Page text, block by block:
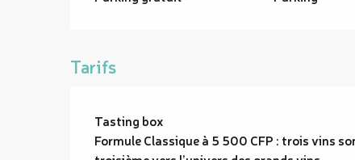
Tarifs
Tasting box
Formule Classique à 5 500 CFP : trois vins